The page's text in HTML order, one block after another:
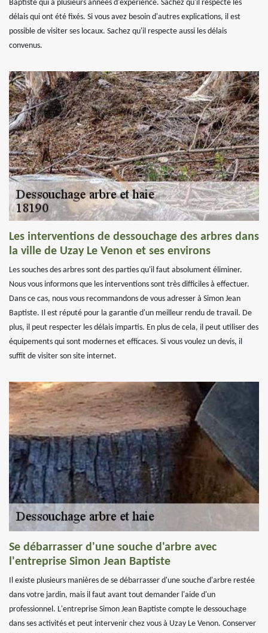
Baptiste qui a plusieurs années d'expérience. Sachez qu'il respecte les
délais qui ont été fixés. Si vous avez besoin d'autres explications, il est
possible de visiter ses locaux. Sachez qu'il respecte aussi les délais
convenus.
Les interventions de dessouchage des arbres dans
la ville de Uzay Le Venon et ses environs
Les souches des arbres sont des parties qu'il faut absolument éliminer.
Nous vous informons que les interventions sont très difficiles à effectuer.
Dans ce cas, nous vous recommandons de vous adresser à Simon Jean
Baptiste. Il est réputé pour la garantie d'un meilleur rendu de travail. De
plus, il peut respecter les délais impartis. En plus de cela, il peut utiliser des
équipements qui sont modernes et efficaces. Si vous voulez un devis, il
suffit de visiter son site internet.
Se débarrasser d'une souche d'arbre avec
l'entreprise Simon Jean Baptiste
Il existe plusieurs manières de se débarrasser d'une souche d'arbre restée
dans votre jardin, mais il faut avant tout demander l'aide d'un
professionnel. L'entreprise Simon Jean Baptiste compte le dessouchage
dans ses activités et peut intervenir chez vous à Uzay Le Venon. Conserver